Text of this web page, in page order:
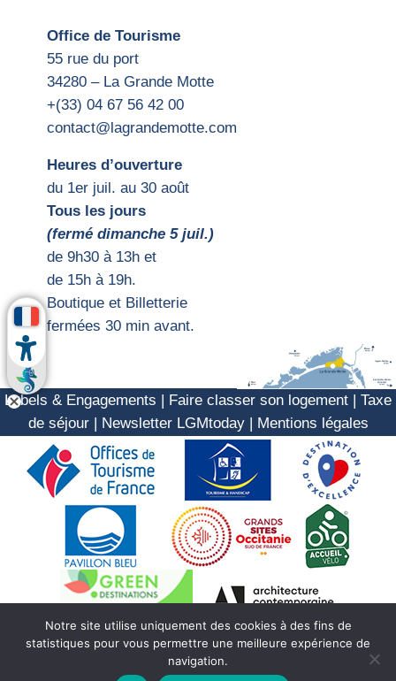
Office de Tourisme
55 rue du port
34280 – La Grande Motte
+(33) 04 67 56 42 00
contact@lagrandemotte.com
Heures d’ouverture
du 1er juil. au 30 août
Tous les jours
(fermé dimanche 5 juil.)
de 9h30 à 13h et
de 15h à 19h.
Boutique et Billetterie
fermées 30 min avant.
Labels & Engagements Faire classer son logement
Taxe
de séjour| Newsletter LGMtoday| Mentions légales
Notre site utilise uniquement des cookies à des fins de
statistiques pour vous permettre une meilleure expérience de
navigation.